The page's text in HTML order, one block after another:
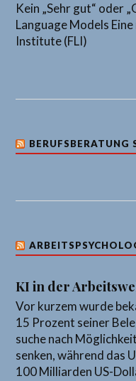
Kein „Sehr gut“ oder
Language Models
Institute (FLI)
BERUFSBERATUNG
KI in der
Vor kurzem wurde
15 Prozent seiner
suche nach
senken, während das
100 Milliarden US-